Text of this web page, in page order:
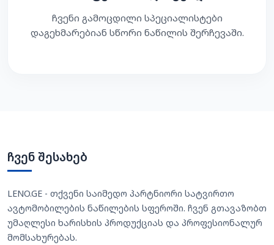
ჩვენი გამოცდილი სპეციალისტები
დაგეხმარებიან სწორი ნაწილის შერჩევაში.
ჩვენ შესახებ
LENO.GE - თქვენი საიმედო პარტნიორი სატვირთო
ავტომობილების ნაწილების სფეროში. ჩვენ გთავაზობთ
უმაღლესი ხარისხის პროდუქციას და პროფესიონალურ
მომსახურებას.